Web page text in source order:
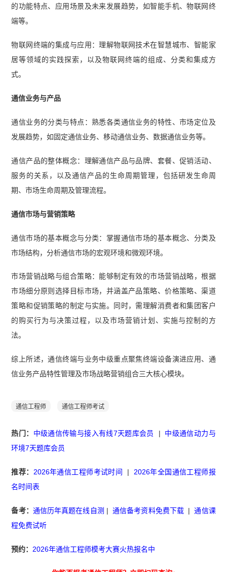
集锦】 【2026年中级通信工程师综合能力知识点
版背诵本】 【中级通信工程师综合能力冲刺知识
点】
的功能特点、应用场景及未来发展趋势，如智能手机、物联网终
端等。
物联网终端的集成与应用：理解物联网技术在智慧城市、智能家
居等领域的实践探索，以及物联网终端的组成、分类和集成方
式。
通信业务与产品
通信业务的分类与特点：熟悉各类通信业务的特性、市场定位及
发展趋势，如固定通信业务、移动通信业务、数据通信业务等。
通信产品的整体概念：理解通信产品与品牌、套餐、促销活动、
服务的关系，以及通信产品的生命周期管理，包括研发生命周
期、市场生命周期及管理流程。
通信市场与营销策略
通信市场的基本概念与分类：掌握通信市场的基本概念、分类及
市场结构，分析通信市场的宏观环境和微观环境。
市场营销战略与组合策略：能够制定有效的市场营销战略，根据
市场细分原则选择目标市场，并涵盖产品策略、价格策略、渠道
策略和促销策略的制定与实施。同时，需理解消费者和集团客户
的购买行为与决策过程，以及市场营销计划、实施与控制的方
法。
综上所述，通信终端与业务中级重点聚焦终端设备演进应用、通
信业务产品特性管理及市场战略营销组合三大核心模块。
通信工程师 通信工程师考试
热门： 中级通信传输与接入有线7天题库会员 | 中级通信动力与
环境7天题库会员
推荐： 2026年通信工程师考试时间 | 2026年全国通信工程师报
名时间表
备考： 通信历年真题在线自测 |通信备考资料免费下载 |通信课
程免费试听
预约： 2026年通信工程师模考大赛火热报名中